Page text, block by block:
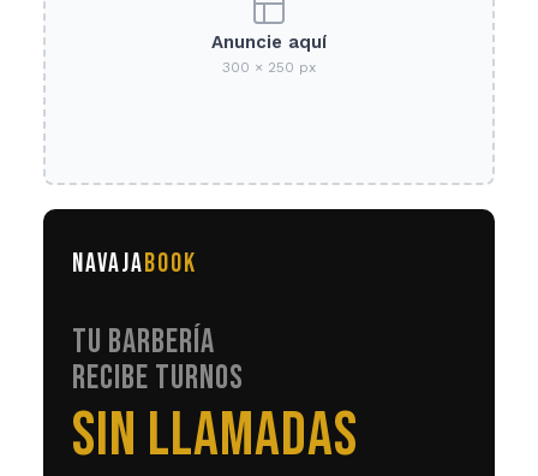
Anuncie aquí
300 × 250 px
NAVAJABOOK
TU BARBERÍA
RECIBE TURNOS
EN AUTOMÁTICO